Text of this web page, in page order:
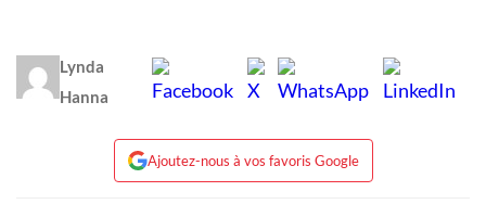
Lynda
Hanna
Ajoutez-nous à vos favoris Google